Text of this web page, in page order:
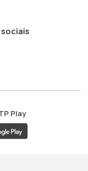
ao
Play